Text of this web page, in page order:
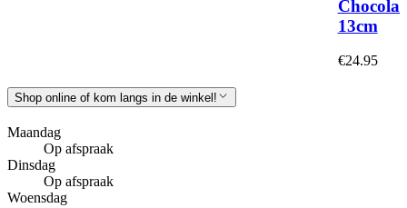
13cm
€24.95
Shop online of kom langs in de winkel!
Maandag
Op afspraak
Dinsdag
Op afspraak
Woensdag